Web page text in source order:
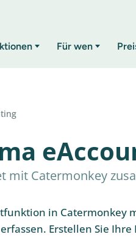
Für wen
mit Catermonkey
in Catermonkey
Erstellen Sie Ihre